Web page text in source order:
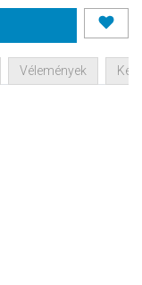
Vélemények